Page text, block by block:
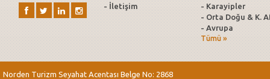
- İletişim
- Karayipler
- Orta Doğu & K.
- Avrupa
Tümü »
Norden Turizm Seyahat Acentası Belge No: 2868